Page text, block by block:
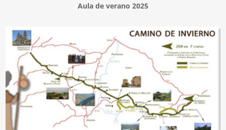
Aula de verano 2025